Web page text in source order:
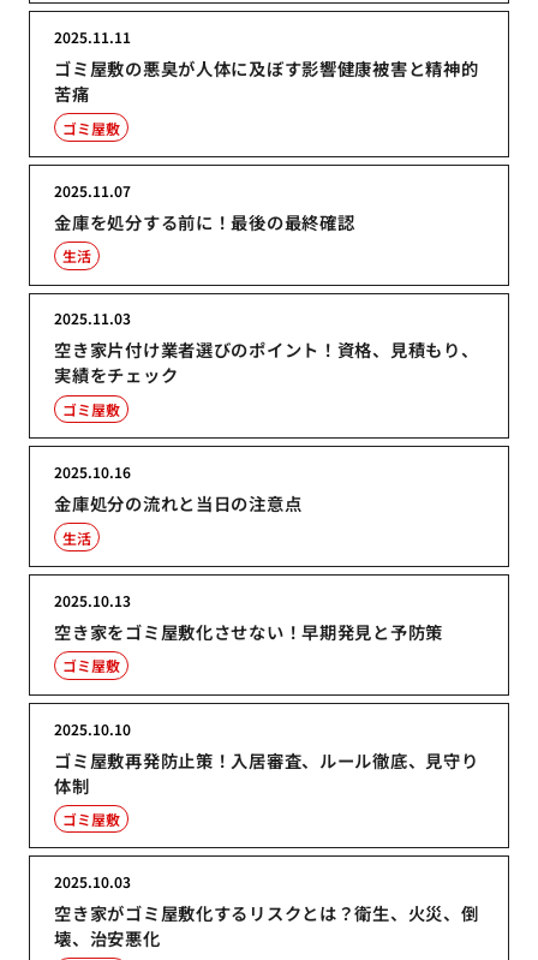
ゴミ屋敷の悪臭が人体に及ぼす影響健康被害と精神的
苦痛
2025.11.11
ゴミ屋敷
金庫を処分する前に！最後の最終確認
2025.11.07
生活
空き家片付け業者選びのポイント！資格、見積もり、
実績をチェック
2025.11.03
ゴミ屋敷
金庫処分の流れと当日の注意点
2025.10.16
生活
空き家をゴミ屋敷化させない！早期発見と予防策
2025.10.13
ゴミ屋敷
ゴミ屋敷再発防止策！入居審査、ルール徹底、見守り
体制
2025.10.10
ゴミ屋敷
空き家がゴミ屋敷化するリスクとは？衛生、火災、倒
壊、治安悪化
2025.10.03